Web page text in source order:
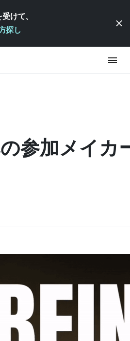
けて、
探し
の参加メイ